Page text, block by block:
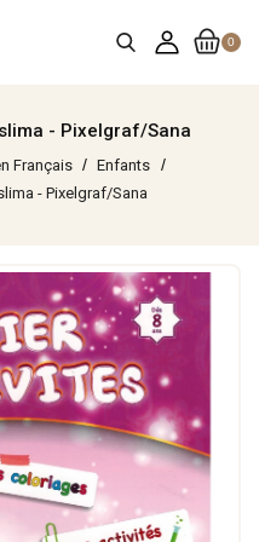
0
- Pixelgraf/Sana
Français
Enfants
- Pixelgraf/Sana